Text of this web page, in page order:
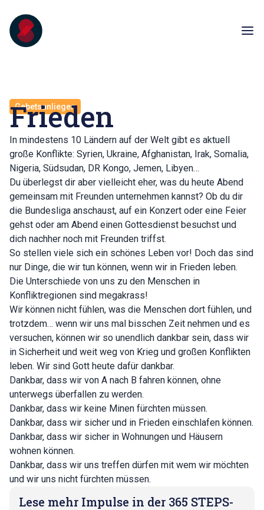
Gebetsanliegen
Frieden
In mindestens 10 Ländern auf der Welt gibt es aktuell
große Konflikte: Syrien, Ukraine, Afghanistan, Irak, Somalia,
Nigeria, Südsudan, DR Kongo, Jemen, Libyen…
Du überlegst dir aber vielleicht eher, was du heute Abend
gemeinsam mit Freunden unternehmen kannst? Ob du dir
die Bundesliga anschaust, auf ein Konzert oder eine Feier
gehst oder am Abend einen Gottesdienst besuchst und
dich nachher noch mit Freunden triffst.
So stellen viele sich ein schönes Leben vor! Doch das sind
nur Dinge, die wir tun können, wenn wir in Frieden leben.
Die Unterschiede von uns zu den Menschen in
Konfliktregionen sind megakrass!
Wir können nicht fühlen, was die Menschen dort fühlen, und
trotzdem… wenn wir uns mal bisschen Zeit nehmen und es
versuchen, können wir so unendlich dankbar sein, dass wir
in Sicherheit und weit weg von Krieg und großen Konflikten
leben. Wir sind Gott heute dafür dankbar.
Dankbar, dass wir von A nach B fahren können, ohne
unterwegs überfallen zu werden.
Dankbar, dass wir keine Minen fürchten müssen.
Dankbar, dass wir sicher und in Frieden einschlafen können.
Dankbar, dass wir sicher in Wohnungen und Häusern
wohnen können.
Dankbar, dass wir uns treffen dürfen mit wem wir möchten
und wir uns nicht fürchten müssen.
Lese mehr Impulse in der 365 STEPS-